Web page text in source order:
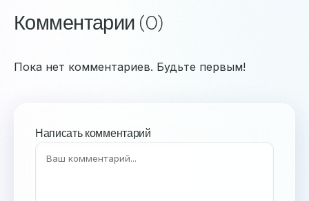
Комментарии (0)
Пока нет комментариев. Будьте первым!
Написать комментарий